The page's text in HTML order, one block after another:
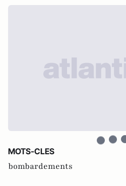
MOTS-CLES
bombardements